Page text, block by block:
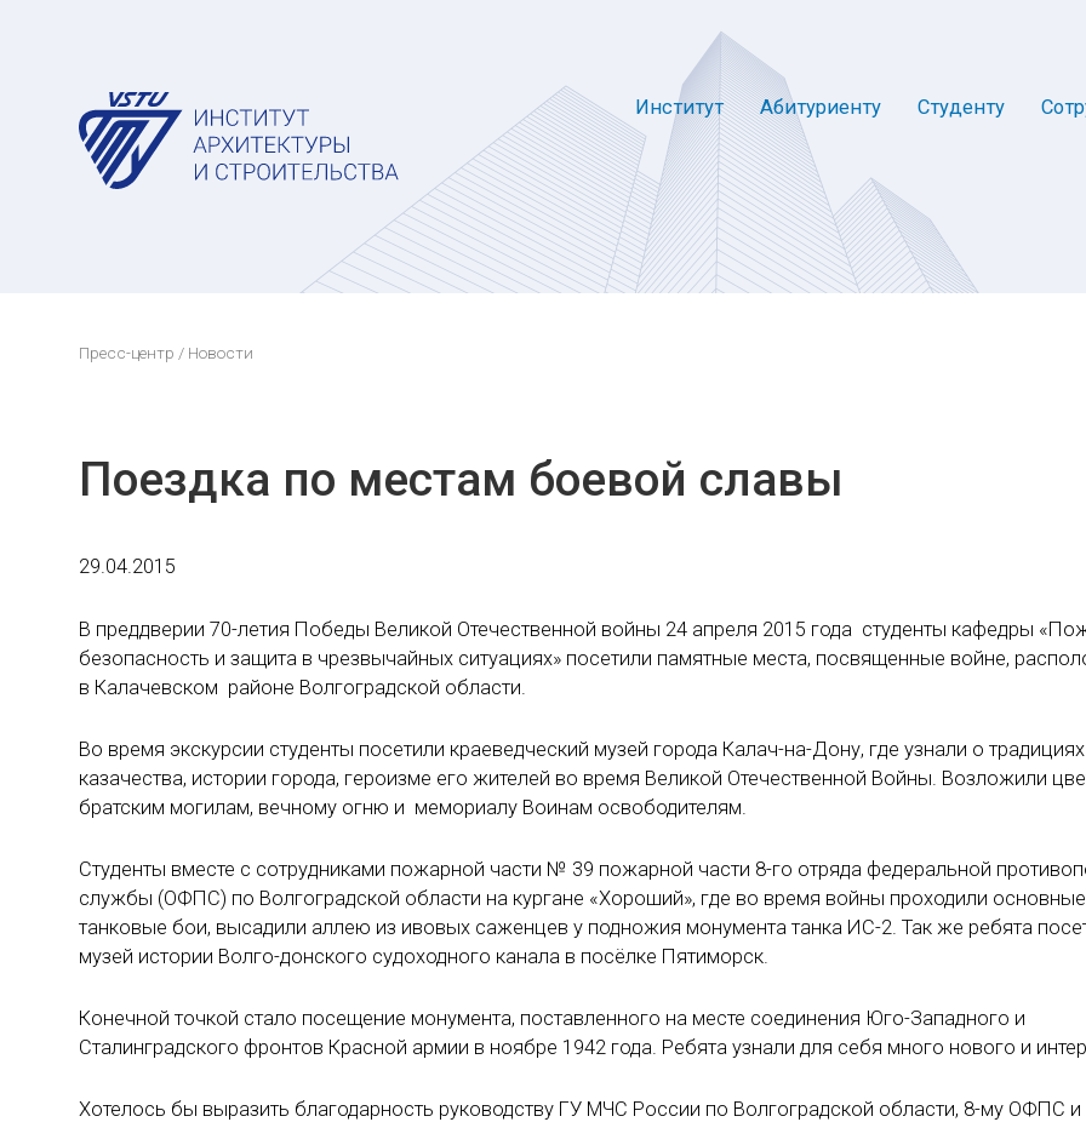
Институт Абитуриенту Студенту
Пресс-центр / Новости
Поездка по местам боевой славы
29.04.2015
В преддверии 70-летия Победы Великой Отечественной войны 24 апреля 2015 года студенты кафедры
безопасность и защита в чрезвычайных ситуациях» посетили памятные места, посвященные войне,
в Калачевском районе Волгоградской области.
Во время экскурсии студенты посетили краеведческий музей города Калач-на-Дону, где узнали о традициях
казачества, истории города, героизме его жителей во время Великой Отечественной Войны. Возложили
братским могилам, вечному огню и мемориалу Воинам освободителям.
Студенты вместе с сотрудниками пожарной части № 39 пожарной части 8-го отряда федеральной
службы (ОФПС) по Волгоградской области на кургане «Хороший», где во время войны проходили основные
танковые бои, высадили аллею из ивовых саженцев у подножия монумента танка ИС-2. Так же ребята
музей истории Волго-донского судоходного канала в посёлке Пятиморск.
Конечной точкой стало посещение монумента, поставленного на месте соединения Юго-Западного и
Сталинградского фронтов Красной армии в ноябре 1942 года. Ребята узнали для себя много нового и
Хотелось бы выразить благодарность руководству ГУ МЧС России по Волгоградской области, 8-му ОФПС и